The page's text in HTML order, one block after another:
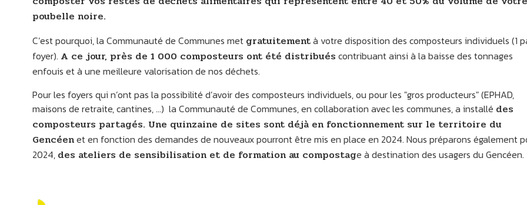
poubelle noire.
C’est pourquoi, la Communauté de Communes met gratuitementà votre disposition des composteurs individuels (1
foyer). A ce jour, près de 1 000 composteurs ont été distribués contribuant ainsi à la baisse des tonnages
enfouis et à une meilleure valorisation de nos déchets.
Pour les foyers qui n’ont pas la possibilité d’avoir des composteurs individuels, ou pour les "gros producteurs" (EPHAD,
maisons de retraite, cantines, …) la Communauté de Communes, en collaboration avec les communes, a installé des
composteurs partagés. Une quinzaine de sites sont déjà en fonctionnement sur le territoire du
Gencéenet en fonction des demandes de nouveaux pourront être mis en place en 2024. Nous préparons également
2024, des ateliers de sensibilisation et de formation au compostage à destination des usagers du Gencéen.